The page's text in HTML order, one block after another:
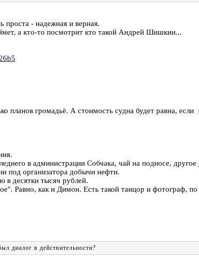
- надежная и верная.
а кто-то посмотрит кто такой Андрей Шишкин...
планов громадьё. А стоимость судна будет равна,
в администрации Собчака, чай на подносе,
под организатора добычи нефти.
в десятки тысяч рублей.
Равно, как и Димон. Есть такой танцор и фотограф,
диалог в действительности?